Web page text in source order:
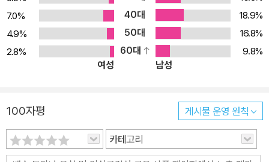
수수께끼의 거한은 다짜고짜 세노를 지목하여 그의 주변을 맴돌기 시
작한다. 압도적인 검솜씨와 폭력적인 성격, 그리고 쥐 한 마리를 데리
고 다니며 애완동물로 삼는 괴이한 성격은 그의 정체를 더욱 미궁에
빠뜨리고, 결국 맞닥뜨린 거한과 세노! 그러나 세노는 그의 앞에서 검
7.0%
40대
18.9%
4.9%
50대
16.8%
2.8%
60대
9.8%
여성
남성
100자평 게시물 운영 원칙
카테고리